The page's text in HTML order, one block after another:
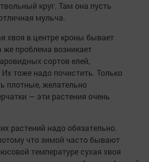
круг. Там она пусть
мульча.
хвоя в центре кроны бывает
же проблема возникает
сортов елей,
тоже надо почистить. Только
плотные, желательно
— эти растения очень
растений надо обязательно.
что зимой часто бывают
температуре сухая хвоя